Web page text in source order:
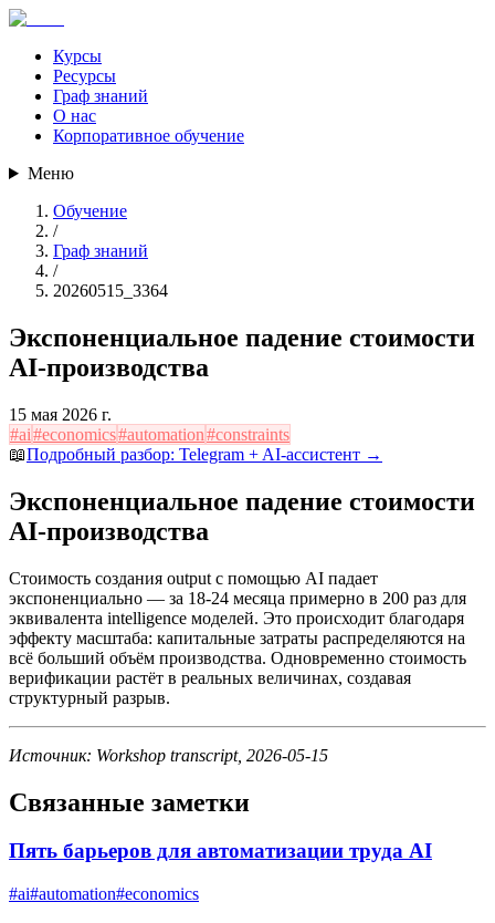
Курсы
Ресурсы
Граф знаний
О нас
Корпоративное обучение
Меню
Обучение
/
Граф знаний
/
20260515_3364
Экспоненциальное падение стоимости
AI-производства
15 мая 2026 г.
#ai#economics#automation#constraints
📖Подробный разбор: Telegram + AI-ассистент →
Экспоненциальное падение стоимости
AI-производства
Стоимость создания output с помощью AI падает
экспоненциально — за 18-24 месяца примерно в 200 раз для
эквивалента intelligence моделей. Это происходит благодаря
эффекту масштаба: капитальные затраты распределяются на
всё больший объём производства. Одновременно стоимость
верификации растёт в реальных величинах, создавая
структурный разрыв.
Источник: Workshop transcript, 2026-05-15
Связанные заметки
Пять барьеров для автоматизации труда AI
#ai#automation#economics